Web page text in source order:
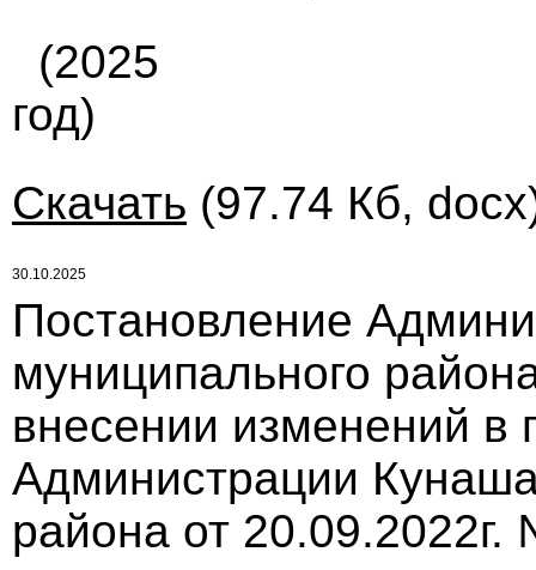
(2025
год)
Скачать (97.74 Кб,
30.10.2025
Постановление
муниципального
внесении изменений в
Администрации
района от